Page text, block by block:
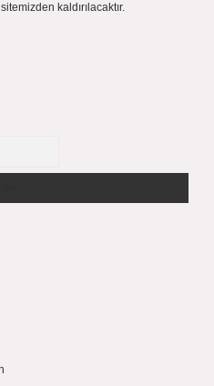
kaldırılacaktır.